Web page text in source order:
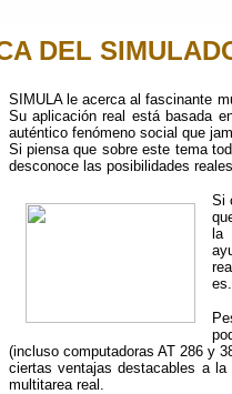
DEL
SIMULA le acerca al fascinante
Su aplicación real está basada
auténtico fenómeno social que
Si piensa que sobre este tema
desconoce las posibilidades
Si
la
es.
(incluso computadoras AT 286 y
ciertas ventajas destacables a
multitarea real.